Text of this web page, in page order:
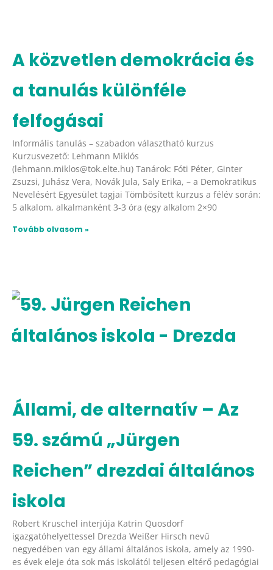
A közvetlen demokrácia és
a tanulás különféle
felfogásai
Informális tanulás – szabadon választható kurzus
Kurzusvezető: Lehmann Miklós
(lehmann.miklos@tok.elte.hu) Tanárok: Fóti Péter, Ginter
Zsuzsi, Juhász Vera, Novák Jula, Saly Erika, – a Demokratikus
Nevelésért Egyesület tagjai Tömbösített kurzus a félév során:
5 alkalom, alkalmanként 3-3 óra (egy alkalom 2×90
Tovább olvasom »
Állami, de alternatív – Az
59. számú „Jürgen
Reichen” drezdai általános
iskola
Robert Kruschel interjúja Katrin Quosdorf
igazgatóhelyettessel Drezda Weißer Hirsch nevű
negyedében van egy állami általános iskola, amely az 1990-
es évek eleje óta sok más iskolától teljesen eltérő pedagógiai